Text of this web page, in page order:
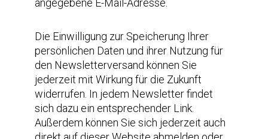
angegebene E-Mail-Adresse.
Die Einwilligung zur Speicherung Ihrer
persönlichen Daten und ihrer Nutzung für
den Newsletterversand können Sie
jederzeit mit Wirkung für die Zukunft
widerrufen. In jedem Newsletter findet
sich dazu ein entsprechender Link.
Außerdem können Sie sich jederzeit auch